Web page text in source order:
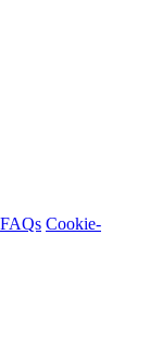
FAQs Cookie-